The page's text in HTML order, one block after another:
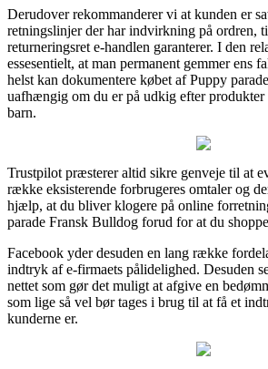
Derudover rekommanderer vi at kunden er
retningslinjer der har indvirkning på ordren,
returneringsret e-handlen garanterer. I den
essesentielt, at man permanent gemmer ens
helst kan dokumentere købet af Puppy
uafhængig om du er på udkig efter produkter
barn.
Trustpilot præsterer altid sikre genveje til at
række eksisterende forbrugeres omtaler og
hjælp, at du bliver klogere på online
parade Fransk Bulldog forud for at du
Facebook yder desuden en lang række
indtryk af e-firmaets pålidelighed. Desuden
nettet som gør det muligt at afgive en
som lige så vel bør tages i brug til at få et
kunderne er.